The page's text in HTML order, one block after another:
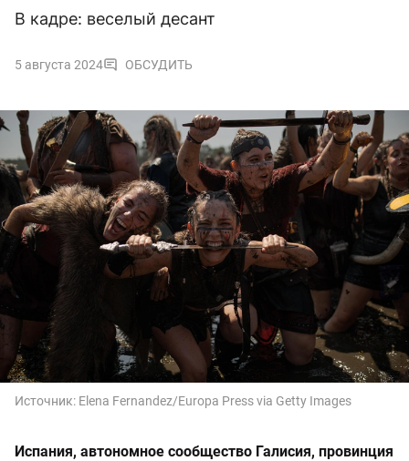
В кадре: веселый десант
5 августа 2024 ОБСУДИТЬ
Источник: Elena Fernandez/Europa Press via Getty Images
Испания, автономное сообщество Галисия, провинция